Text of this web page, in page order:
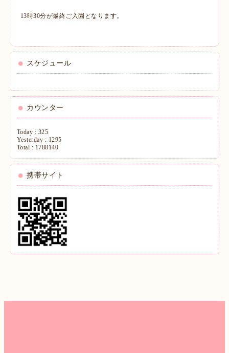
13時30分が最終ご入園となります。
スケジュール
カウンター
Today : 325
Yesterday : 1295
Total : 1788140
携帯サイト